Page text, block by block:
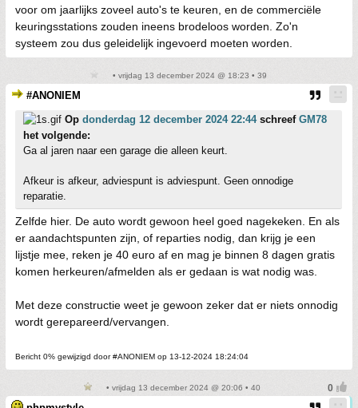
voor om jaarlijks zoveel auto's te keuren, en de commerciële
keuringsstations zouden ineens brodeloos worden. Zo'n
systeem zou dus geleidelijk ingevoerd moeten worden.
• vrijdag 13 december 2024 @ 18:23 • 39
#ANONIEM
Op donderdag 12 december 2024 22:44schreef GM78
het volgende:
Ga al jaren naar een garage die alleen keurt.
Afkeur is afkeur, adviespunt is adviespunt. Geen onnodige
reparatie.
Zelfde hier. De auto wordt gewoon heel goed nagekeken. En als
er aandachtspunten zijn, of reparties nodig, dan krijg je een
lijstje mee, reken je 40 euro af en mag je binnen 8 dagen gratis
komen herkeuren/afmelden als er gedaan is wat nodig was.
Met deze constructie weet je gewoon zeker dat er niets onnodig
wordt gerepareerd/vervangen.
Bericht 0% gewijzigd door #ANONIEM op 13-12-2024 18:24:04
• vrijdag 13 december 2024 @ 20:06 • 40